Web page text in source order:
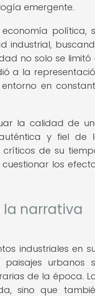
emergente.
política,
industrial,
no solo se limitó
a la
en
la calidad de
y fiel de
de su
los
la narrativa
industriales en
urbanos
de la época.
sino que